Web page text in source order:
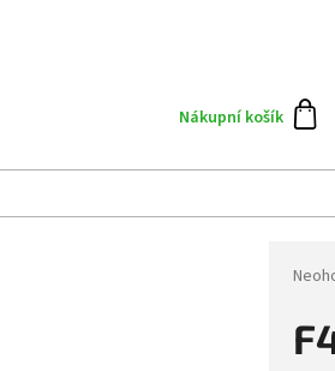
Nákupní košík
je